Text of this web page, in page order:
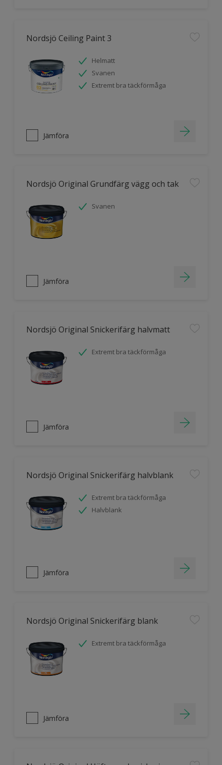
Nordsjö Ceiling Paint 3
Helmatt
Svanen
Extremt bra täckförmåga
Jämföra
Nordsjö Original Grundfärg vägg och tak
Svanen
Jämföra
Nordsjö Original Snickerifärg halvmatt
Extremt bra täckförmåga
Jämföra
Nordsjö Original Snickerifärg halvblank
Extremt bra täckförmåga
Halvblank
Jämföra
Nordsjö Original Snickerifärg blank
Extremt bra täckförmåga
Jämföra